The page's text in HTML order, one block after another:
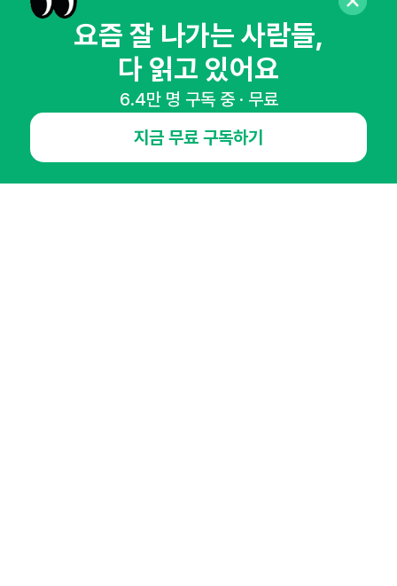
마케팅 감각을 깨워 드릴게요!
65,043명의 마케터를 성장시키는 뉴스레터
NHN AD
요즘 잘 나가는 사람들,
다 읽고 있어요
6.4만 명 구독 중 · 무료
지금 무료 구독하기